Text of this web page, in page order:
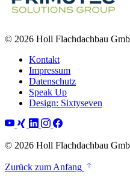
© 2026 Holl Flachdachbau
Kontakt
Impressum
Datenschutz
Speak Up
Design: Sixtyseven
© 2026 Holl Flachdachbau
Zurück zum Anfang